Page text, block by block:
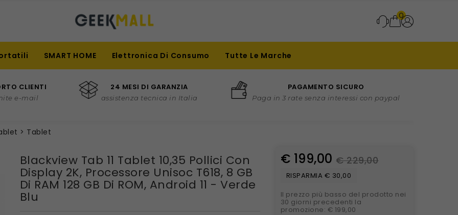
0
SMART HOME Elettronica Di Consumo Tutte Le Marche
CLIENTI
e-mail
24 MESI DI GARANZIA
assistenza tecnica in Italia
PAGAMENTO SICURO
Paga in 3 rate senza interessi con paypal
Tablet
Blackview Tab 11 Tablet 10,35 Pollici Con
Display 2K, Processore Unisoc T618, 8 GB
Di RAM 128 GB Di ROM, Android 11 - Verde
Blu
€ 199,00 € 229,00
RISPARMIA € 30,00
Il prezzo più basso del prodotto nei
30 giorni precedenti la
promozione: € 199,00